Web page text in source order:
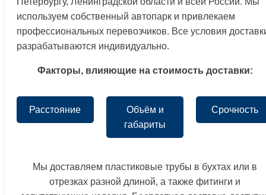
используем собственный автопарк и привлекаем
профессиональных перевозчиков. Все условия
разрабатываются индивидуально.
Факторы, влияющие на стоимость доставки:
Расстояние
Объём и
габариты
Срочность
Мы доставляем пластиковые трубы в бухтах или в
отрезках разной длиной, а также фитинги и